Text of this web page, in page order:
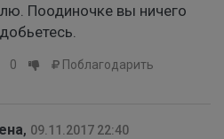
Поодиночке вы ничего
0 Поблагодарить
, 09.11.2017 22:40